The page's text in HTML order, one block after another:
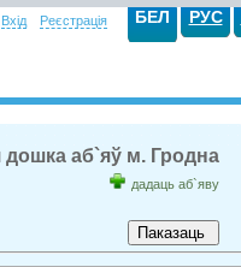
БЕЛ РУС
Вхід Реєстрація
дошка аб`яў м. Гродна
дадаць аб`яву